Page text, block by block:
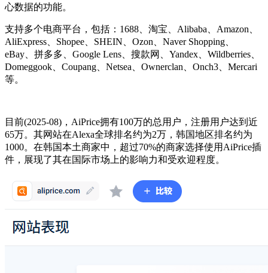
心数据的功能。
支持多个电商平台，包括：1688、淘宝、Alibaba、Amazon、
AliExpress、Shopee、SHEIN、Ozon、Naver Shopping、
eBay、拼多多、Google Lens、搜款网、Yandex、Wildberries、
Domeggook、Coupang、Netsea、Ownerclan、Onch3、Mercari
等。
目前(2025-08)，AiPrice拥有100万的总用户，注册用户达到近
65万。其网站在Alexa全球排名约为2万，韩国地区排名约为
1000。在韩国本土商家中，超过70%的商家选择使用AiPrice插
件，展现了其在国际市场上的影响力和受欢迎程度。